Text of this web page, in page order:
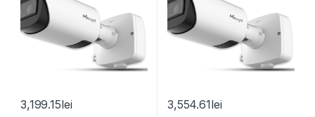
3,199.15lei 3,554.61lei